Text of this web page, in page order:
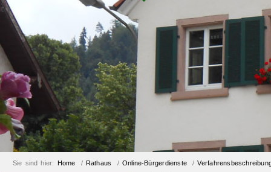
Sie sind hier: Home / Rathaus / Online-Bürgerdienste /